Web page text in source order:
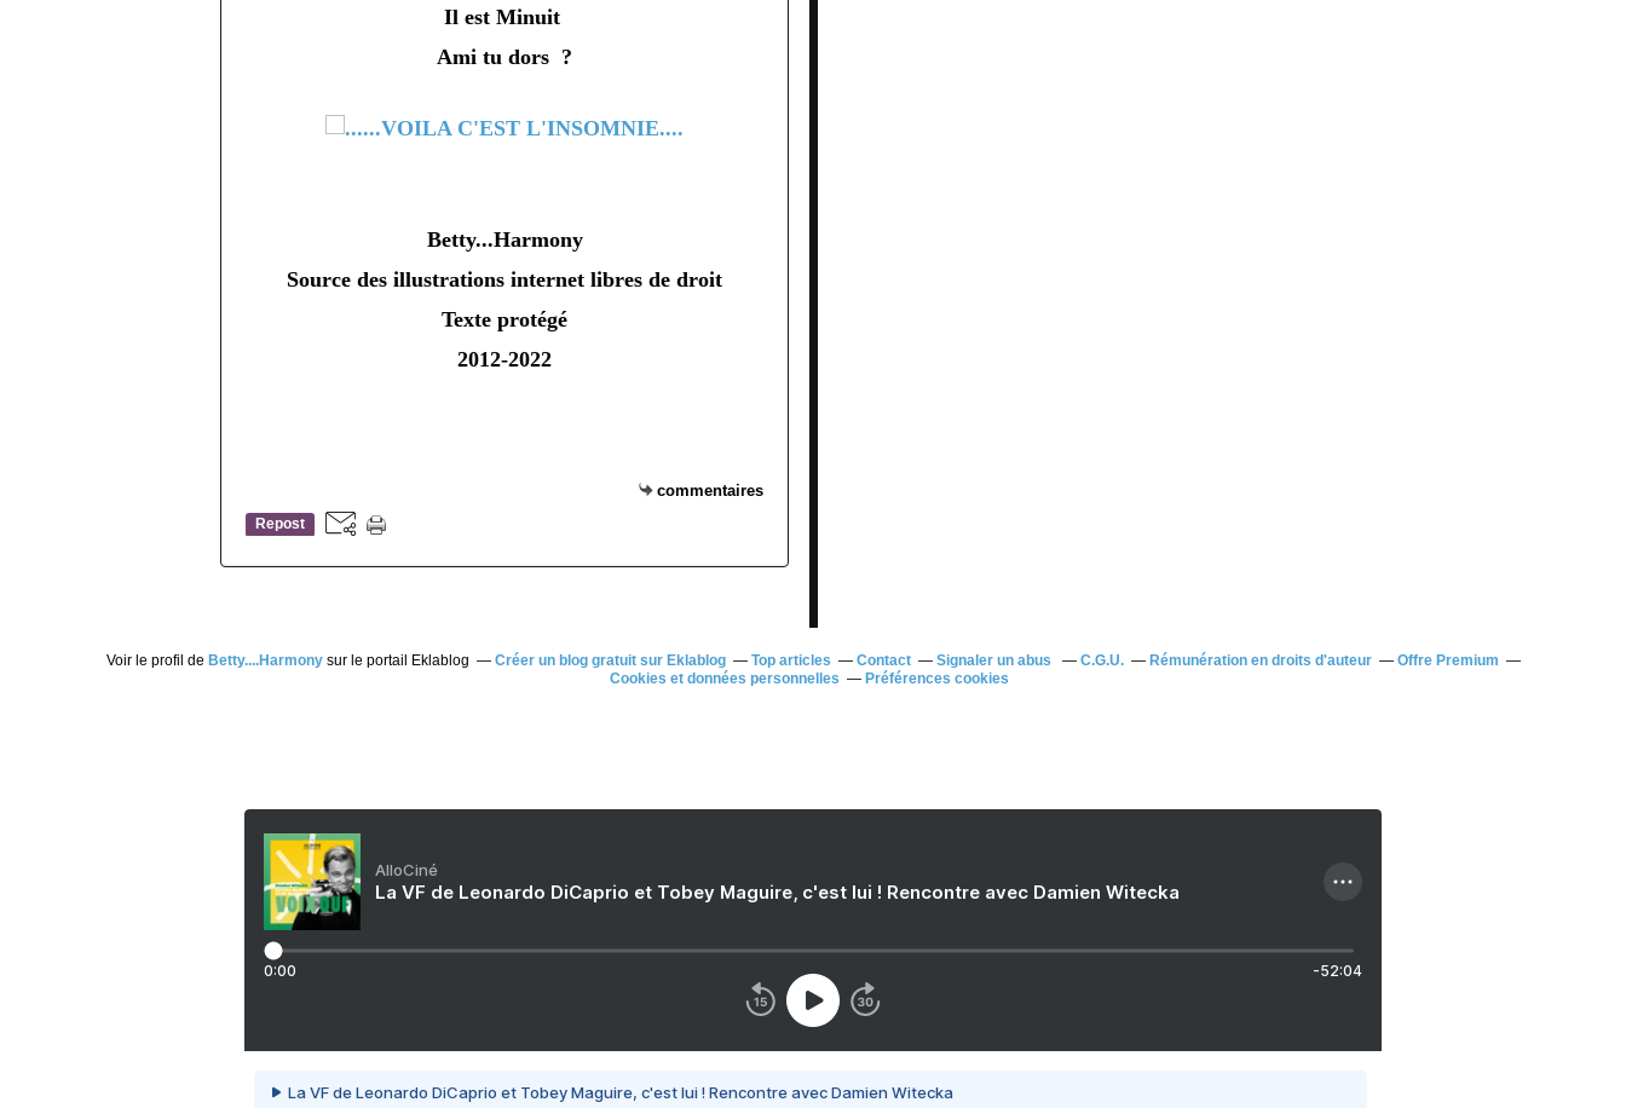
Il est Minuit
Ami tu dors ?
Betty...Harmony
Source des illustrations internet libres de droit
Texte protégé
2012-2022
commentaires
Repost
Voir le profil de Betty....Harmonysur le portail Eklablog Créer un blog gratuit sur Eklablog Top articles Contact Signaler un abus C.G.U. Rémunération en droits d'auteur
Offre Premium
Cookies et données personnelles
Préférences cookies
AlloCiné
La VF de Leonardo DiCaprio et Tobey Maguire, c'est lui ! Rencontre avec Damien Witecka
0:00 -52:04
La VF de Leonardo DiCaprio et Tobey Maguire, c'est lui ! Rencontre avec Damien Witecka